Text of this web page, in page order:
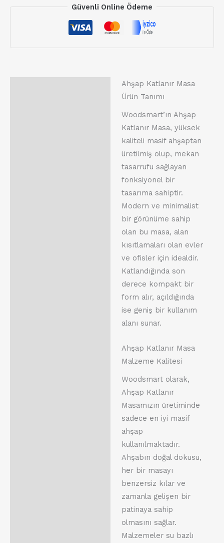
Güvenli Online Ödeme
Ahşap Katlanır Masa
Ürün Tanımı
Woodsmart’ın Ahşap
Katlanır Masa, yüksek
kaliteli masif ahşaptan
üretilmiş olup, mekan
tasarrufu sağlayan
fonksiyonel bir
tasarıma sahiptir.
Modern ve minimalist
bir görünüme sahip
olan bu masa, alan
kısıtlamaları olan evler
ve ofisler için idealdir.
Katlandığında son
derece kompakt bir
form alır, açıldığında
ise geniş bir kullanım
alanı sunar.
Ahşap Katlanır Masa
Malzeme Kalitesi
Woodsmart olarak,
Ahşap Katlanır
Masamızın üretiminde
sadece en iyi masif
ahşap
kullanılmaktadır.
Ahşabın doğal dokusu,
her bir masayı
benzersiz kılar ve
zamanla gelişen bir
patinaya sahip
olmasını sağlar.
Malzemeler su bazlı